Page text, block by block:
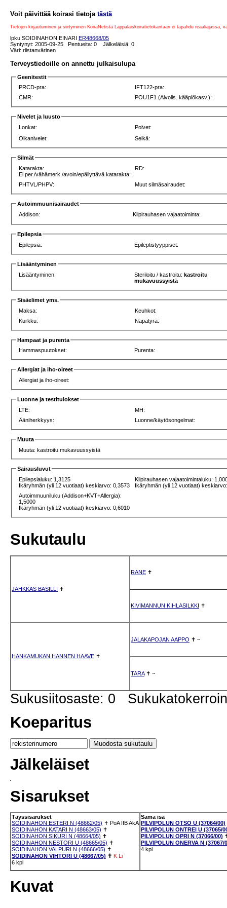
Voit päivittää koirasi tietoja tästä
Tietojen kirjautuminen ja siirtyminen KoiraNetistä Lappalaiskoiratietokantaan ei tapahdu
lpku SOIDINAHON EINARI ER48668/05
Syntynyt: 2005-09-25 Pentueita: 0 Jälkeläisiä: 0
Väri: riistanvärinen
Terveystiedoille on annettu julkaisulupa
Geenitestit
PRCD-pra:
IFT122-pra:
CMR:
POU1F1 (Aivolis. kääpiökasv.):
Nivelet ja luusto
Lonkat:
Polvet:
Olkanivelet:
Selkä:
Silmät
Katarakta:
Ei per./vähämerk./avoin/epäilyttävä katarakta:
RD:
PHTVL/PHPV: Muut silmäsairaudet:
Autoimmuunisairaudet
Addison:
Kilpirauhasen vajaatoiminta:
Epilepsia
Epilepsia:
Epileptistyyppiset:
Lisääntyminen
Lisääntyminen:
Steriloitu / kastroitu:kastroitu
mukavuussyistä
Sisäelimet yms.
Maksa:
Keuhkot:
Kurkku:
Napatyrä:
Hampaat ja purenta
Hammaspuutokset:
Purenta:
Allergiat ja iho-oireet
Allergiat ja iho-oireet:
Luonne ja testitulokset
LTE:
MH:
Ääniherkkyys:
Luonne/käytösongelmat:
Muuta
Muuta: kastroitu mukavuussyistä
Sairausluvut
Epilepsialuku: 1,3125
Ikäryhmän (yli 12 vuotiaat) keskiarvo: 0,3573
Kilpirauhasen vajaatoimintaluku:
Ikäryhmän (yli 12 vuotiaat)
Autoimmuuniluku (Addison+KVT+Allergia):
1,5000
Ikäryhmän (yli 12 vuotiaat) keskiarvo: 0,6010
Sukutaulu
JAHKKAS BASILLI ✝
RANE ✝
KIVIMANNUN KIHLASILKKI ✝
HANKAMUKAN HANNEN HAAVE ✝
JALAKAPOJAN AAPPO ✝ ~
TARA✝ ~
Sukusiitosaste: 0
Koeparitus
Jälkeläiset
Sisarukset
Täyssisarukset
SOIDINAHON ESTERI N (48662/05) ✝ PoA IfBAkA
SOIDINAHON KATARI N (48663/05) ✝
SOIDINAHON SIKURI N (48664/05) ✝
SOIDINAHON NESTORI U (48665/05) ✝
SOIDINAHON VALPURI N (48666/05) ✝
SOIDINAHON VIHTORI U (48667/05) ✝ K Li
6 kpl
Sama isä
PILVIPOLUN OTSO U (37064/00)
PILVIPOLUN ONTREI U (37065/
PILVIPOLUN OPRI N (37066/00)
PILVIPOLUN ONERVA N (37067/
4 kpl
Kuvat